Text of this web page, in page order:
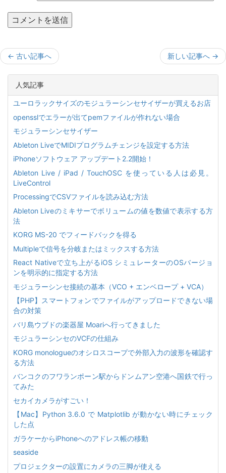
← 古い記事へ 新しい記事へ →
人気記事
ユーロラックサイズのモジュラーシンセサイザーが買えるお店
opensslでエラーが出てpemファイルが作れない場合
モジュラーシンセサイザー
Ableton LiveでMIDIプログラムチェンジを設定する方法
iPhoneソフトウェア アップデート2.2開始！
Ableton Live / iPad / TouchOSC を使っている人は必見。
LiveControl
ProcessingでCSVファイルを読み込む方法
Ableton Liveのミキサーでボリュームの値を数値で表示する方
法
KORG MS-20 でフィードバックを得る
Multipleで信号を分岐またはミックスする方法
React Nativeで立ち上がるiOS シミュレーターのOSバージョ
ンを明示的に指定する方法
モジュラーシンセ接続の基本（VCO + エンベロープ + VCA）
【PHP】スマートフォンでファイルがアップロードできない場
合の対策
バリ島ウブドの楽器屋 Moariへ行ってきました
モジュラーシンセのVCFの仕組み
KORG monologueのオシロスコープで外部入力の波形を確認す
る方法
バンコクのフワランポーン駅からドンムアン空港へ国鉄で行っ
てみた
セカイカメラがすごい！
【Mac】Python 3.6.0 で Matplotlib が動かない時にチェック
した点
ガラケーからiPhoneへのアドレス帳の移動
seaside
プロジェクターの設置にカメラの三脚が使える